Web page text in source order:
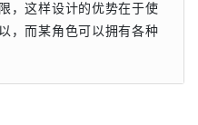
，这样设计的优势在于使
，而某角色可以拥有各种